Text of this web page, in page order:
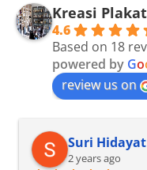
Kreasi Plakat
4.6
Based on 18
powered by Go
review us on
Suri Hidayat
2 years ago